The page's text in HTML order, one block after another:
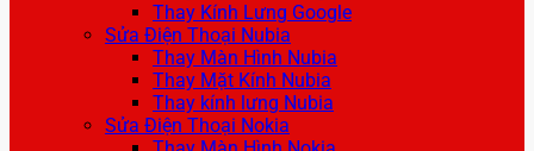
Thay Kính Lưng Google
Sửa Điện Thoại Nubia
Thay Màn Hình Nubia
Thay Mặt Kính Nubia
Thay kính lưng Nubia
Sửa Điện Thoại Nokia